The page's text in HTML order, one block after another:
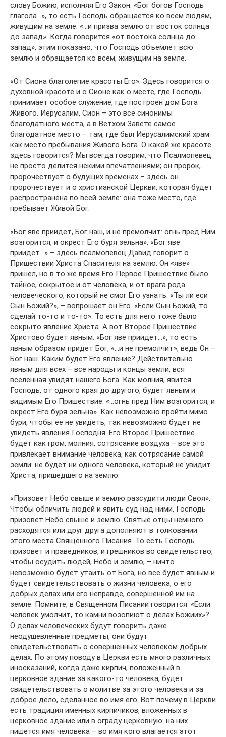
слову Божию, исполняя Его Закон. «Бог богов Господь
глагола…», то есть Господь обращается ко всем людям,
живущим на земле. «…и призва землю от восток солнца
до запад». Когда говорится «от востока солнца до
запад», этим показано, что Господь объемлет всю
землю и обращается ко всем, живущим на земле.
«От Сиона благолепие красоты Его». Здесь говорится о
духовной красоте и о Сионе как о месте, где Господь
принимает особое служение, где построен дом Бога
Живого. Иерусалим, Сион – это все синонимы
благодатного места, а в Ветхом Завете самое
благодатное место – там, где был Иерусалимский храм
как место пребывания Живого Бога. О какой же красоте
здесь говорится? Мы всегда говорим, что Псалмопевец
не просто делится некими впечатлениями; он пророк,
пророчествует о будущих временах – здесь он
пророчествует и о христианской Церкви, которая будет
распространена по всей земле: она тоже место, где
пребывает Живой Бог.
«Бог яве приидет, Бог наш, и не премолчит: огнь пред Ним
возгорится, и окрест Его буря зельна». «Бог яве
приидет…» – здесь псалмопевец Давид говорит о
Пришествии Христа Спасителя на землю: Он «яве»
пришел, но в то же время Его Первое Пришествие было
тайное, сокрытое и от человека, и от врага рода
человеческого, который не смог Его узнать. «Ты ли еси
Сын Божий?», – вопрошает он Его. «Если Сын Божий, то
сделай то-то и то-то». То есть для него тоже было
сокрыто явление Христа. А вот Второе Пришествие
Христово будет явным: «Бог яве приидет…», то есть
явным образом придет Бог, «…и не премолчит», ведь Он –
Бог наш. Каким будет Его явление? Действительно
явным для всех – все народы и концы земли, вся
вселенная увидят нашего Бога. Как молния, явится
Господь, от одного края до другого, будет явным и
видимым Его Пришествие. «…огнь пред Ним возгорится, и
окрест Его буря зельна». Как невозможно пройти мимо
бури, чтобы ее не увидеть, так невозможно будет не
увидеть явления Господня. Его Второе Пришествие
будет как гром, молния, сотрясание воздуха – все это
привлекает внимание человека, как сотрясание самой
земли: не будет ни одного человека, который не увидит
Христа, пришедшего на землю.
«Призовет Небо свыше и землю разсудити люди Своя».
Чтобы обличить людей и явить суд над ними, Господь
призовет Небо свыше и землю. Святые отцы немного
расходятся или друг друга дополняют в толковании
этого места Священного Писания. То есть Господь
призовет и праведников, и грешников во свидетельство,
чтобы осудить людей, Небо и землю, – ничто
невозможно будет утаить от Бога, но все будет явным и
будет свидетельствовать о жизни человека, о его
добрых делах или его неправде, совершенной им на
земле. Помните, в Священном Писании говорится: «Если
человек умолчит, то камни возопиют о делах Божиих»?
О делах человеческих будут говорить даже
неодушевленные предметы, они будут
свидетельствовать о совершенных человеком добрых
делах. По этому поводу в Церкви есть много различных
иносказаний, когда даже кирпич, положенный в
церковное здание за какого-то человека, будет
свидетельствовать о молитве за этого человека и за
доброе дело, сделанное во имя его. Вот почему в Церкви
есть традиция именных кирпичиков, вложенных в
церковное здание или в ограду церковную: на них
пишется имя человека – во имя кого влагается этот